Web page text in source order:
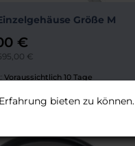
Größe M
€
€
Voraussichtlich 10 Tage
bieten zu können.